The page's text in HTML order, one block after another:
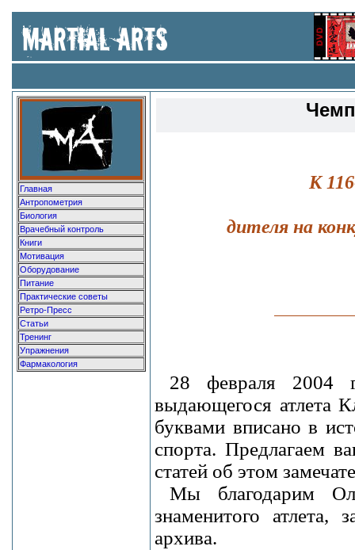
Главная
Антропометрия
Биология
Врачебный контроль
Книги
Мотивация
Оборудование
Питание
Практические советы
Ретро-Пресс
Статьи
Тренинг
Упражнения
Фармакология
К
дителя на
28 февраля 2004
выдающегося атлета
буквами вписано в
спорта. Предлагаем
статей об этом
Мы благодарим
знаменитого атлета,
архива.